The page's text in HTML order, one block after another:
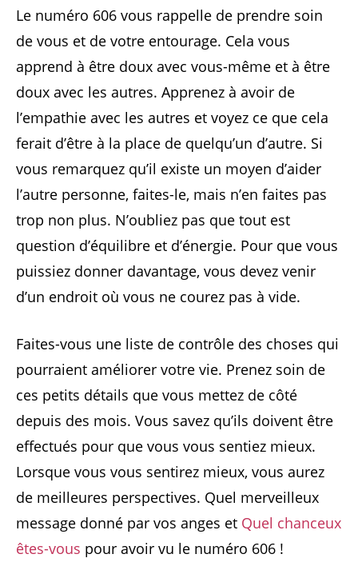
Le numéro 606 vous rappelle de prendre soin
de vous et de votre entourage. Cela vous
apprend à être doux avec vous-même et à être
doux avec les autres. Apprenez à avoir de
l’empathie avec les autres et voyez ce que cela
ferait d’être à la place de quelqu’un d’autre. Si
vous remarquez qu’il existe un moyen d’aider
l’autre personne, faites-le, mais n’en faites pas
trop non plus. N’oubliez pas que tout est
question d’équilibre et d’énergie. Pour que vous
puissiez donner davantage, vous devez venir
d’un endroit où vous ne courez pas à vide.
Faites-vous une liste de contrôle des choses qui
pourraient améliorer votre vie. Prenez soin de
ces petits détails que vous mettez de côté
depuis des mois. Vous savez qu’ils doivent être
effectués pour que vous vous sentiez mieux.
Lorsque vous vous sentirez mieux, vous aurez
de meilleures perspectives. Quel merveilleux
message donné par vos anges et Quel chanceux
êtes-vous pour avoir vu le numéro 606 !